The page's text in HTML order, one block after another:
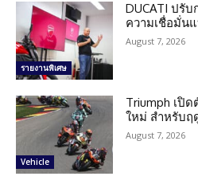
รายงานพิเศษ
DUCATI ปรั
ความเชื่อมั่น
August 7, 2026
Vehicle
Triumph เปิ
ใหม่ สำหรับฤ
August 7, 2026